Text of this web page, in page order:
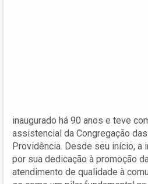
inaugurado há 90 anos e teve
assistencial da Congregação
Providência. Desde seu início, a
por sua dedicação à promoção
atendimento de qualidade à